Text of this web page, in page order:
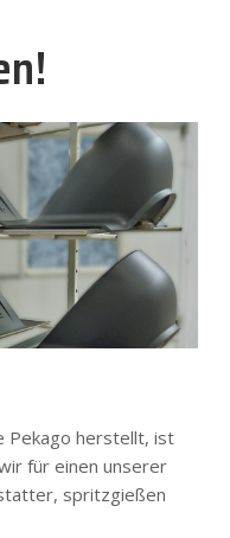
Pekago herstellt, ist
für einen unserer
spritzgießen